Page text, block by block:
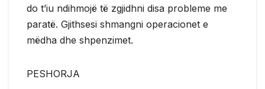
do t’iu ndihmojë të zgjidhni disa probleme me
paratë. Gjithsesi shmangni operacionet e
mëdha dhe shpenzimet.
PESHORJA